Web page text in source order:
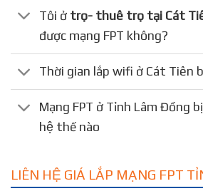
Tôi ở trọ- thuê trọ tại Cát
được mạng FPT không?
Thời gian lắp wifi ở Cát Tiên
Mạng FPT ở Tỉnh Lâm Đồng
hệ thế nào
LIÊN HỆ GIÁ LẮP MẠNG FPT